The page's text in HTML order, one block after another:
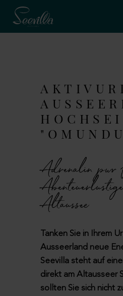
Adrenalin
Altaussee
Tanken Sie in Ihrem
Ausseerland neue
Seevilla steht auf
direkt am Altausseer
sollten Sie sich nicht